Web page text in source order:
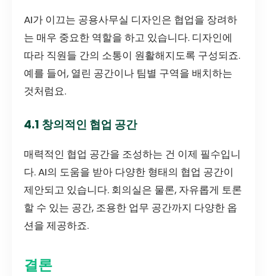
AI가 이끄는 공용사무실 디자인은 협업을 장려하
는 매우 중요한 역할을 하고 있습니다. 디자인에
따라 직원들 간의 소통이 원활해지도록 구성되죠.
예를 들어, 열린 공간이나 팀별 구역을 배치하는
것처럼요.
4.1 창의적인 협업 공간
매력적인 협업 공간을 조성하는 건 이제 필수입니
다. AI의 도움을 받아 다양한 형태의 협업 공간이
제안되고 있습니다. 회의실은 물론, 자유롭게 토론
할 수 있는 공간, 조용한 업무 공간까지 다양한 옵
션을 제공하죠.
결론